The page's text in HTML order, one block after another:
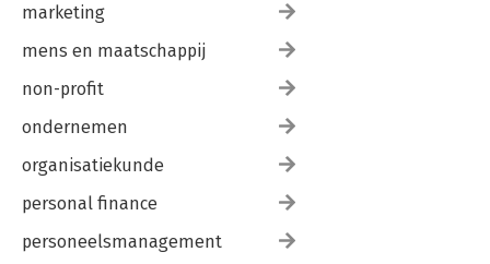
marketing
mens en maatschappij
non-profit
ondernemen
organisatiekunde
personal finance
personeelsmanagement